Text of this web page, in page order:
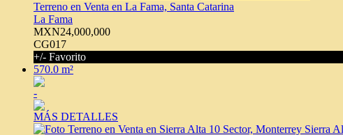
Terreno en Venta en La Fama, Santa Catarina
La Fama
MXN24,000,000
CG017
+/- Favorito
570.0 m²
-
MÁS DETALLES